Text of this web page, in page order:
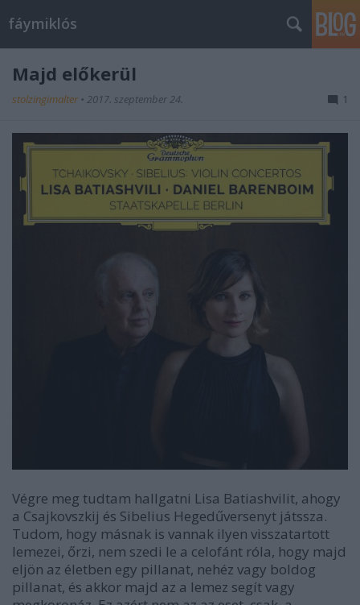
fáymiklós
Majd előkerül
stolzingimalter • 2017. szeptember 24. 1
Végre meg tudtam hallgatni Lisa Batiashvilit, ahogy
a Csajkovszkij és Sibelius Hegedűversenyt játssza.
Tudom, hogy másnak is vannak ilyen visszatartott
lemezei, őrzi, nem szedi le a celofánt róla, hogy majd
eljön az életben egy pillanat, nehéz vagy boldog
pillanat, és akkor majd az a lemez segít vagy